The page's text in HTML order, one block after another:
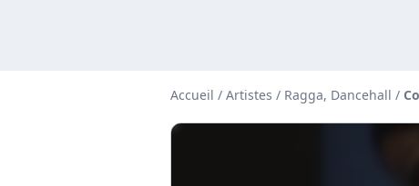
Accueil / Artistes / Ragga, Dancehall /